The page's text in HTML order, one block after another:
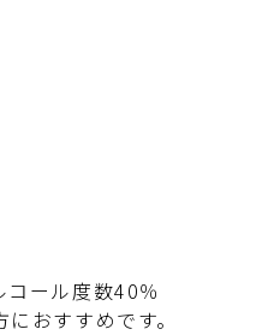
ール度数40％
おすすめです。